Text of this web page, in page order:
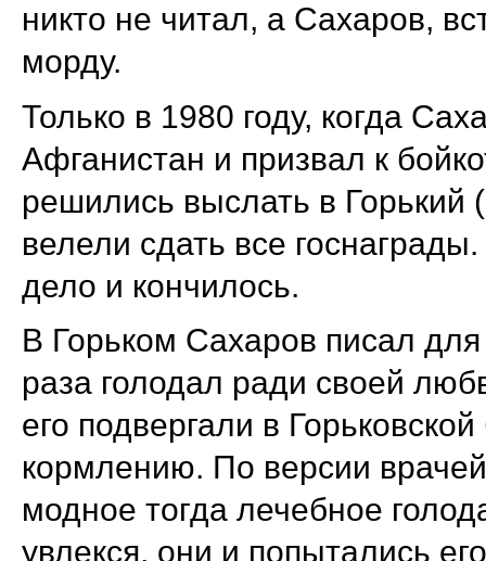
никто не читал, а Сахаров,
морду.
Только в 1980 году, когда
Афганистан и призвал к
решились выслать в
велели сдать все
дело и кончилось.
В Горьком Сахаров писал
раза голодал ради своей
его подвергали в
кормлению. По версии
модное тогда лечебное
увлекся, они и попытались